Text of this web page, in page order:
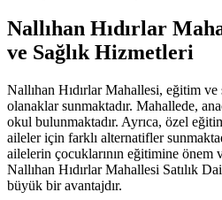
Nallıhan Hıdırlar
ve Sağlık Hizmetleri
Nallıhan Hıdırlar Mahallesi, eğitim ve
olanaklar sunmaktadır. Mahallede,
okul bulunmaktadır. Ayrıca, özel
aileler için farklı alternatifler
ailelerin çocuklarının eğitimine önem
Nallıhan Hıdırlar Mahallesi Satılık
büyük bir avantajdır.